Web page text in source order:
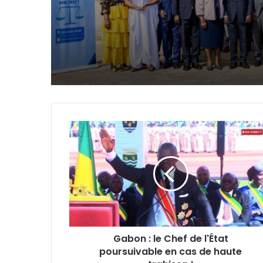
Port-
Gabon
:
le
Chef
de
l'État
poursuivable
en
cas
Gabon : le Chef de l'État
poursuivable en cas de haute